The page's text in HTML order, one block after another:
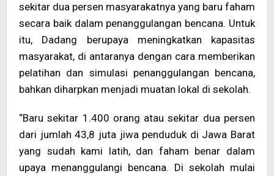
sekitar dua persen masyarakatnya yang baru faham
secara baik dalam penanggulangan bencana. Untuk
itu, Dadang berupaya meningkatkan kapasitas
masyarakat, di antaranya dengan cara memberikan
pelatihan dan simulasi penanggulangan bencana,
bahkan diharpkan menjadi muatan lokal di sekolah.
“Baru sekitar 1.400 orang atau sekitar dua persen
dari jumlah 43,8 juta jiwa penduduk di Jawa Barat
yang sudah kami latih, dan faham benar dalam
upaya menanggulangi bencana. Di sekolah mulai